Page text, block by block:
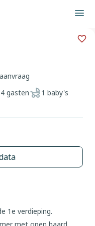
4 gasten
1 baby's
1e verdieping.